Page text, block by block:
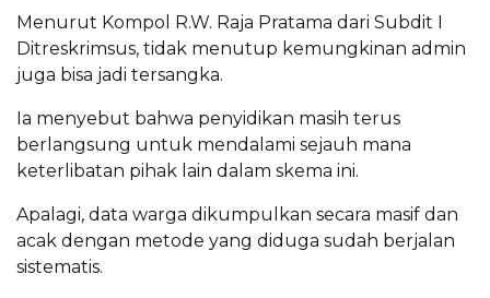
Menurut Kompol R.W. Raja Pratama dari Subdit I
Ditreskrimsus, tidak menutup kemungkinan admin
juga bisa jadi tersangka.
Ia menyebut bahwa penyidikan masih terus
berlangsung untuk mendalami sejauh mana
keterlibatan pihak lain dalam skema ini.
Apalagi, data warga dikumpulkan secara masif dan
acak dengan metode yang diduga sudah berjalan
sistematis.